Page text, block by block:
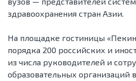
здравоохранения стран Азии.
На площадке гостиницы
порядка 200 российских и
из числа руководителей и
образовательных организаций